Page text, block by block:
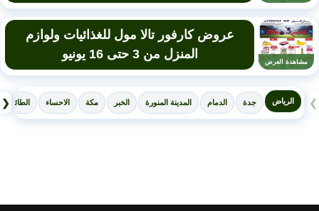
مشاهدة العرض
عروض كارفور تالا مول للغذائيات ولوازم
المنزل من 3 حتى 16 يونيو
❮ الرياض جدة الدمام المدينة المنورة الخبر مكة الاحساء الطائف ❯